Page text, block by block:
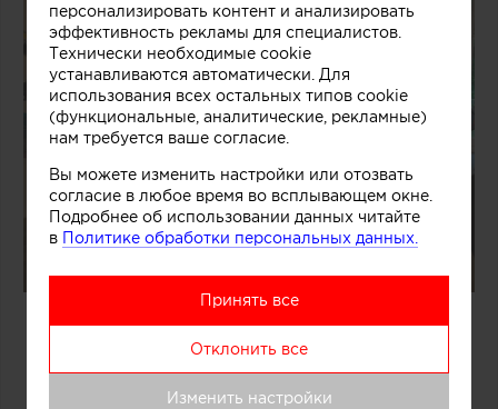
персонализировать контент и анализировать
эффективность рекламы для специалистов.
Технически необходимые cookie
устанавливаются автоматически. Для
использования всех остальных типов cookie
(функциональные, аналитические, рекламные)
нам требуется ваше согласие.
Вы можете изменить настройки или отозвать
согласие в любое время во всплывающем окне.
Подробнее об использовании данных читайте
в Политике обработки персональных данных.
Принять все
Отклонить все
Изменить настройки